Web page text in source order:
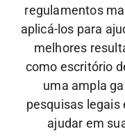
regulamentos
aplicá-los para
melhores
como escritório
uma ampla
pesquisas legais
ajudar em